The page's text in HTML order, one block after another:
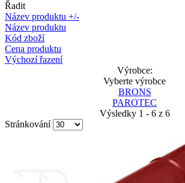
Řadit
Název produktu +/-
Název produktu
Kód zboží
Cena produktu
Výchozí řazení
Výrobce:
Vyberte výrobce
BRONS
PAROTEC
Výsledky 1 - 6 z 6
Stránkování